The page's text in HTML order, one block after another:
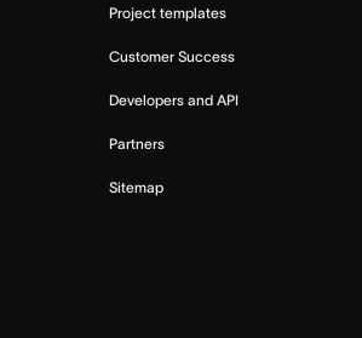
Project templates
Customer Success
Developers and API
Partners
Sitemap